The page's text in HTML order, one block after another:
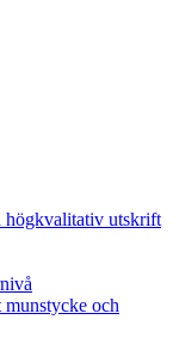
högkvalitativ utskrift
och